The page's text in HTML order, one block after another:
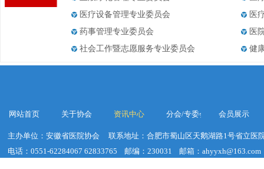
主办单位：安徽省医院协会
联系地址：合肥市蜀山区天鹅湖路1号省立医
电话：0551-62284067 62833765 邮编：230031
邮箱：ahyyxh@163.com
网站首页 关于协会 资讯中心 分会/专委会 会员展示
医疗设备管理专业委员会
医
药事管理专业委员会
医
社会工作暨志愿服务专业委员会
健